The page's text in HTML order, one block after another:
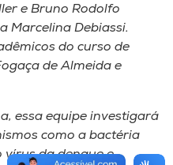
e Bruno Rodolfo
Marcelina Debiassi.
do curso de
de Almeida e
essa equipe investigará
como a bactéria
vírus da dengue e